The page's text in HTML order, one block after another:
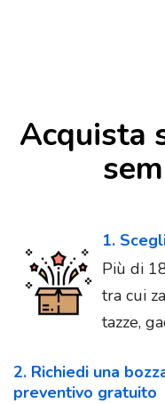
Acquista
1.
Più di
tra cui
tazze,
2. Richiedi una
preventivo gratuito